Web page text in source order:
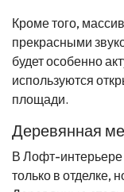
Кроме того,
прекрасными
будет особенно
используются
площади.
Деревянная
В Лофт-интерьере
только в отделке,